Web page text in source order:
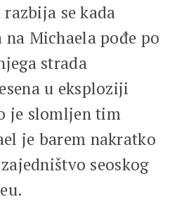
se kada
Michaela pođe po
strada
u eksploziji
je slomljen tim
je barem nakratko
seoskog